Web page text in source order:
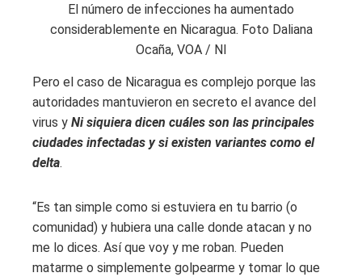
El número de infecciones ha aumentado
considerablemente en Nicaragua. Foto Daliana
Ocaña, VOA / NI
Pero el caso de Nicaragua es complejo porque las
autoridades mantuvieron en secreto el avance del
virus y Ni siquiera dicen cuáles son las principales
ciudades infectadas y si existen variantes como el
delta.
“Es tan simple como si estuviera en tu barrio (o
comunidad) y hubiera una calle donde atacan y no
me lo dices. Así que voy y me roban. Pueden
matarme o simplemente golpearme y tomar lo que